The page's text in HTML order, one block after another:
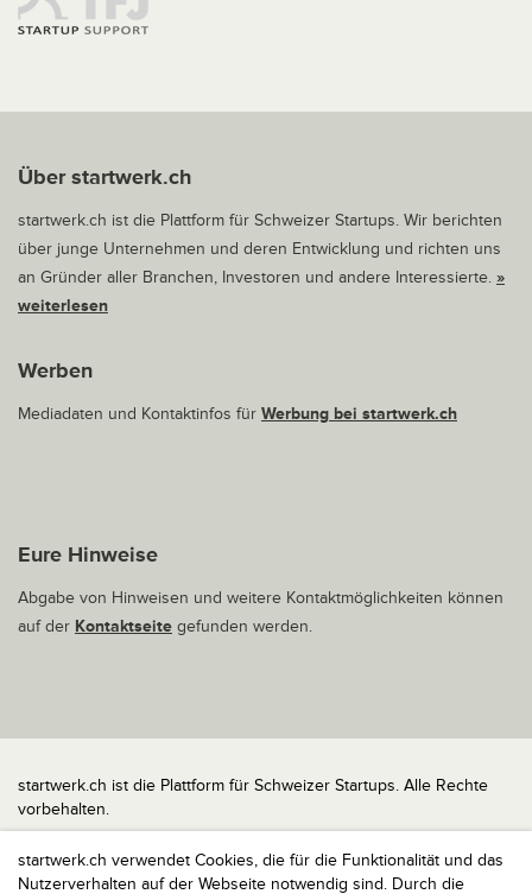
startwerk.ch verwendet Cookies, die für die Funktionalität und das
Nutzerverhalten auf der Webseite notwendig sind. Durch die
Über startwerk.ch
startwerk.ch ist die Plattform für Schweizer Startups. Wir berichten
über junge Unternehmen und deren Entwicklung und richten uns
an Gründer aller Branchen, Investoren und andere Interessierte. »
weiterlesen
Werben
Mediadaten und Kontaktinfos für Werbung bei startwerk.ch
Eure Hinweise
Abgabe von Hinweisen und weitere Kontaktmöglichkeiten können
auf der Kontaktseite gefunden werden.
startwerk.ch ist die Plattform für Schweizer Startups. Alle Rechte
vorbehalten.
Impressum
Kontakt